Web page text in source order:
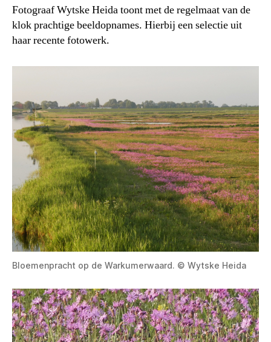
Fotograaf Wytske Heida toont met de regelmaat van de
klok prachtige beeldopnames. Hierbij een selectie uit
haar recente fotowerk.
Bloemenpracht op de Warkumerwaard. © Wytske Heida